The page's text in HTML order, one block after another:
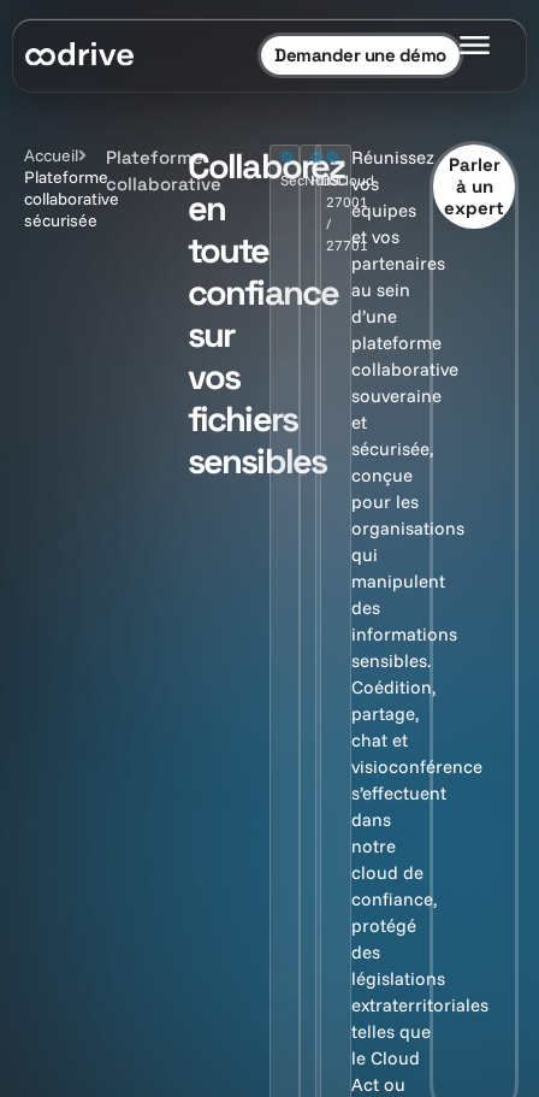
Demander une démo
Accueil
Plateforme
collaborative
sécurisée
Plateforme
collaborativeCollaborez
en
toute
confiance
sur
vos
fichiers
sensibles
SecNumCloud
HDS
ISO
27001
/
27701
Réunissez
vos
équipes
et vos
partenaires
au sein
d’une
plateforme
collaborative
souveraine
et
sécurisée,
conçue
pour les
organisations
qui
manipulent
des
informations
sensibles.
Coédition,
partage,
chat et
visioconférence
s’effectuent
dans
notre
cloud de
confiance,
protégé
des
législations
extraterritoriales
telles que
le Cloud
Act ou
Parler
à un
expert